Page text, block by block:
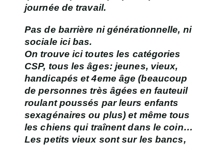
journée de travail.
Pas de barrière ni générationnelle, ni
sociale ici bas.
On trouve ici toutes les catégories
CSP, tous les âges: jeunes, vieux,
handicapés et 4eme âge (beaucoup
de personnes très âgées en fauteuil
roulant poussés par leurs enfants
sexagénaires ou plus) et même tous
les chiens qui traînent dans le coin…
Les petits vieux sont sur les bancs,